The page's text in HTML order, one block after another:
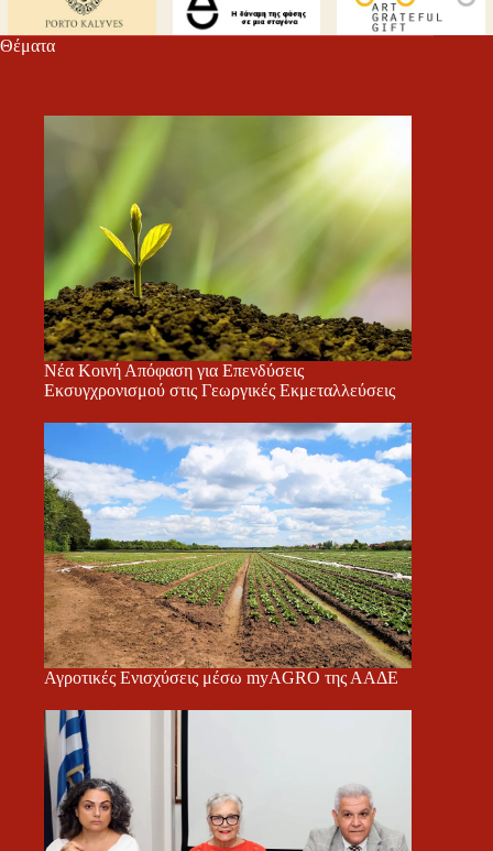
τε
Θέματα
Νέα Κοινή Απόφαση για Επενδύσεις
Εκσυγχρονισμού στις Γεωργικές Εκμεταλλεύσεις
Αγροτικές Ενισχύσεις μέσω myAGRO της ΑΑΔΕ